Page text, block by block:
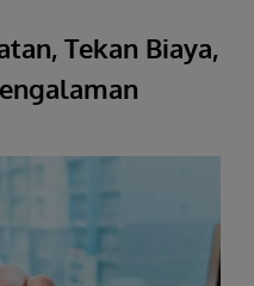
Tekan Biaya,